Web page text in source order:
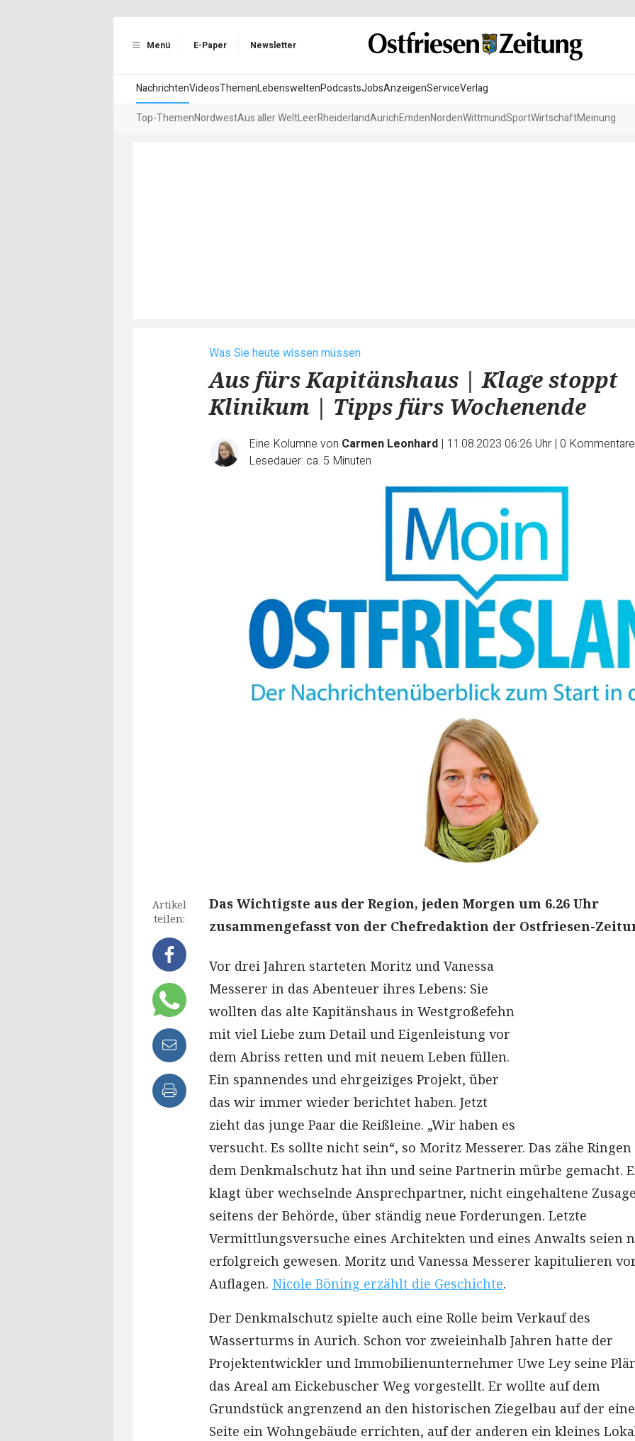
Menü E-Paper Newsletter
NachrichtenVideosThemenLebensweltenPodcastsJobsAnzeigenServiceVerlag
Top-ThemenNordwestAus aller WeltLeerRheiderlandAurichEmdenNordenWittmundSportWirtschaftMeinung
Was Sie heute wissen müssen
Aus fürs Kapitänshaus | Klage stoppt
Klinikum | Tipps fürs Wochenende
Eine Kolumne von Carmen Leonhard | 11.08.2023 06:26 Uhr | 0 Kommentare
Lesedauer: ca. 5 Minuten
Artikel
teilen:
Das Wichtigste aus der Region, jeden Morgen um 6.26 Uhr
zusammengefasst von der Chefredaktion der Ostfriesen-
Vor drei Jahren starteten Moritz und Vanessa
Messerer in das Abenteuer ihres Lebens: Sie
wollten das alte Kapitänshaus in Westgroßefehn
mit viel Liebe zum Detail und Eigenleistung vor
dem Abriss retten und mit neuem Leben füllen.
Ein spannendes und ehrgeiziges Projekt, über
das wir immer wieder berichtet haben. Jetzt
zieht das junge Paar die Reißleine. „Wir haben es
versucht. Es sollte nicht sein“, so Moritz Messerer. Das zähe
dem Denkmalschutz hat ihn und seine Partnerin mürbe gemacht.
klagt über wechselnde Ansprechpartner, nicht eingehaltene
seitens der Behörde, über ständig neue Forderungen. Letzte
Vermittlungsversuche eines Architekten und eines Anwalts seien
erfolgreich gewesen. Moritz und Vanessa Messerer kapitulieren
Auflagen. Nicole Böning erzählt die Geschichte.
Der Denkmalschutz spielte auch eine Rolle beim Verkauf des
Wasserturms in Aurich. Schon vor zweieinhalb Jahren hatte der
Projektentwickler und Immobilienunternehmer Uwe Ley seine
das Areal am Eickebuscher Weg vorgestellt. Er wollte auf dem
Grundstück angrenzend an den historischen Ziegelbau auf der
Seite ein Wohngebäude errichten, auf der anderen ein kleines